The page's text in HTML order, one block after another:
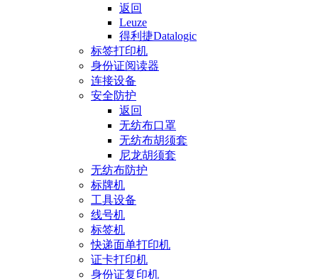
返回
Leuze
得利捷Datalogic
标签打印机
身份证阅读器
连接设备
安全防护
返回
无纺布口罩
无纺布胡须套
尼龙胡须套
无纺布防护
标牌机
工具设备
线号机
标签机
快递面单打印机
证卡打印机
身份证复印机